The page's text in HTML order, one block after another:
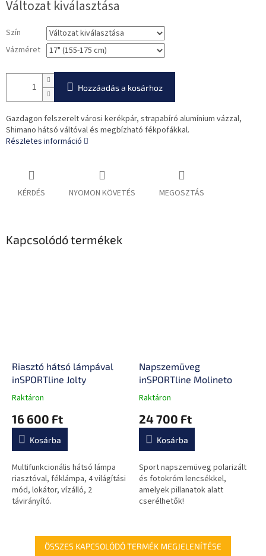
Változat kiválasztása
Szín
Vázméret
Hozzáadás a kosárhoz
Gazdagon felszerelt városi kerékpár, strapabíró alumínium vázzal,
Shimano hátsó váltóval és megbízható fékpofákkal.
Részletes információ
KÉRDÉS NYOMON KÖVETÉS MEGOSZTÁS
Kapcsolódó termékek
Riasztó hátsó lámpával
inSPORTline Jolty
A
átlagos
értékelése
0,0
csillag.
Raktáron
16 600 Ft
Kosárba
Multifunkcionális hátsó lámpa
riasztóval, féklámpa, 4 világítási
mód, lokátor, vízálló, 2
távirányító.
Napszemüveg
inSPORTline Molineto
A
átlagos
értékelése
0,0
csillag.
Raktáron
24 700 Ft
Kosárba
Sport napszemüveg polarizált
és fotokróm lencsékkel,
amelyek pillanatok alatt
cserélhetők!
ÖSSZES KAPCSOLÓDÓ TERMÉK MEGJELENÍTÉSE